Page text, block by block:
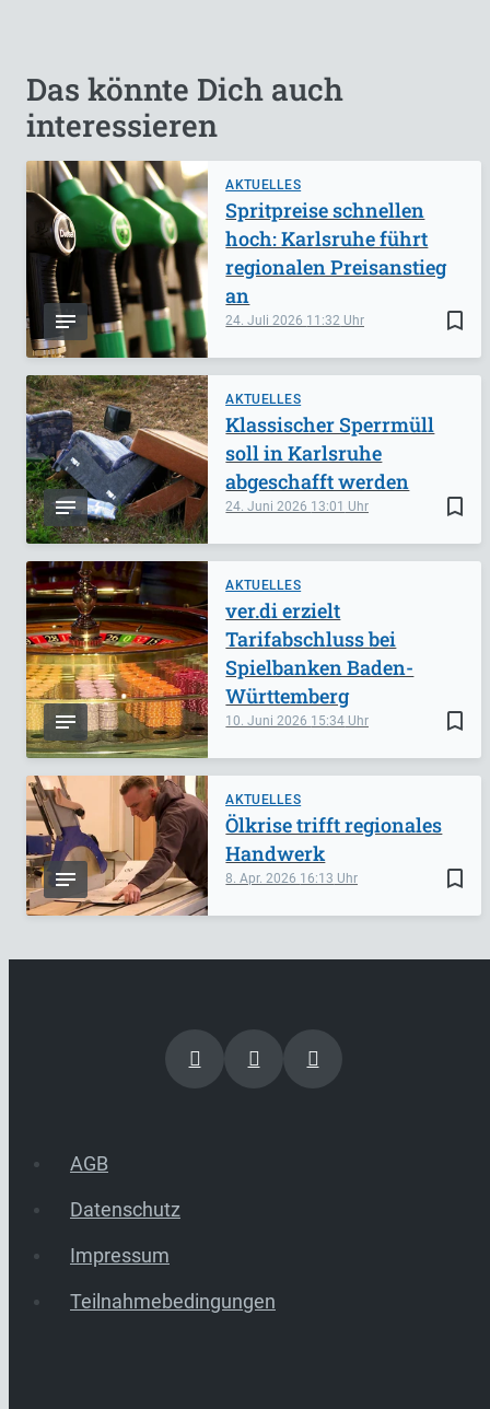
Das könnte Dich auch
interessieren
AKTUELLES
bookmark_border
24. Juli 2026 11:32
Spritpreise schnellen
hoch: Karlsruhe führt
regionalen Preisanstieg
an
AKTUELLES
bookmark_border
24. Juni 2026 13:01
Klassischer Sperrmüll
soll in Karlsruhe
abgeschafft werden
AKTUELLES
bookmark_border
10. Juni 2026 15:34
ver.di erzielt
Tarifabschluss bei
Spielbanken Baden-
Württemberg
AKTUELLES
bookmark_border
8. Apr. 2026 16:13
Ölkrise trifft regionales
Handwerk
AGB
Datenschutz
Impressum
Teilnahmebedingungen